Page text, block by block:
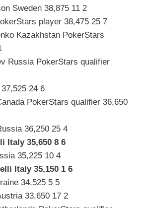
Sweden 38,875 11 2
player 38,475 25 7
Kazakhstan PokerStars
Russia PokerStars qualifier
24 6
PokerStars qualifier 36,650
36,250 25 4
Italy 35,650 8 6
35,225 10 4
Italy 35,150 1 6
34,525 5 5
33,650 17 2